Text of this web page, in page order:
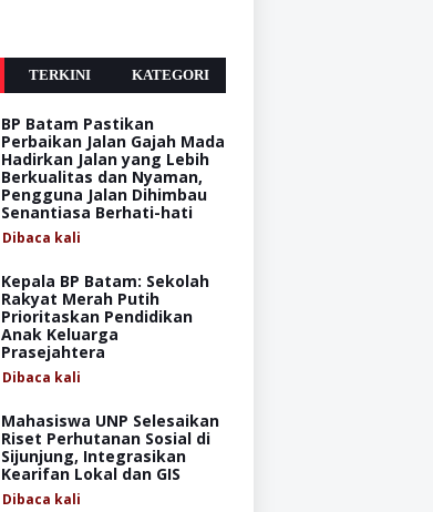
TERKINI KATEGORI
BP Batam Pastikan
Perbaikan Jalan Gajah Mada
Hadirkan Jalan yang Lebih
Berkualitas dan Nyaman,
Pengguna Jalan Dihimbau
Senantiasa Berhati-hati
Dibaca kali
Kepala BP Batam: Sekolah
Rakyat Merah Putih
Prioritaskan Pendidikan
Anak Keluarga
Prasejahtera
Dibaca kali
Mahasiswa UNP Selesaikan
Riset Perhutanan Sosial di
Sijunjung, Integrasikan
Kearifan Lokal dan GIS
Dibaca kali